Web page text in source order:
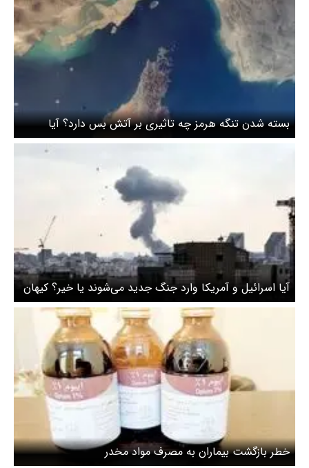
بسته شدن تنگه هرمز چه تاثیری بر آتش بس دارد؟ آیا
احتمال دارد دوباره جنگ آغاز شود؟
آیا اسرائیل و آمریکا وارد جنگ جدید می‌شوند یا خیر؟ کیهان
تحلیل کرد
خطر بازگشت بیماران به مصرف مواد مخدر